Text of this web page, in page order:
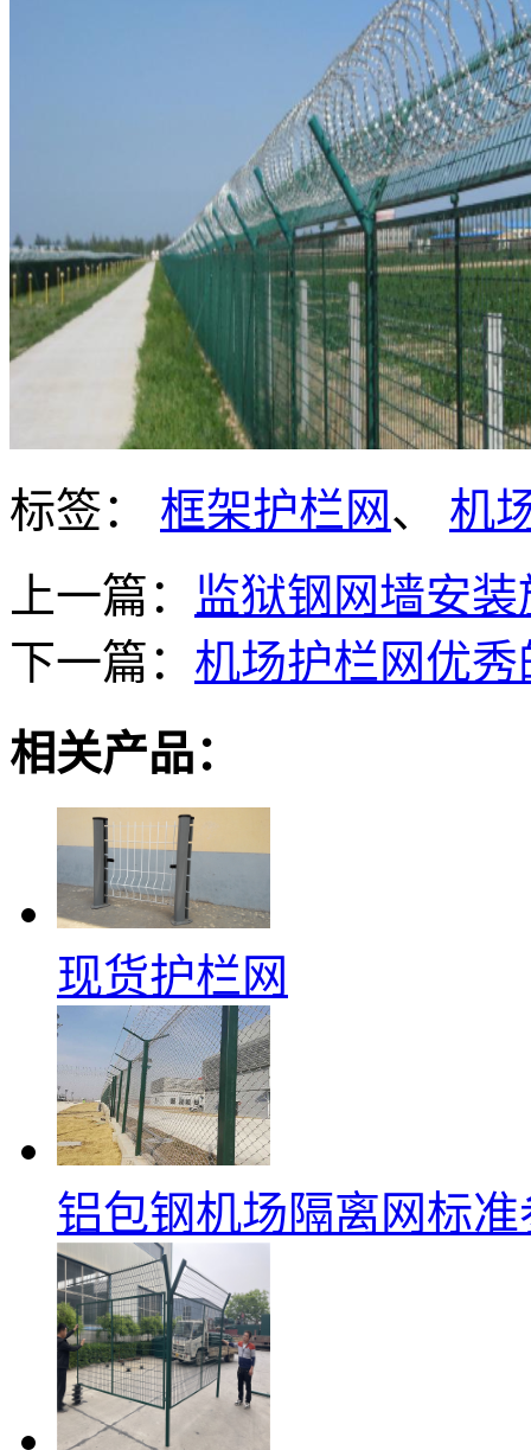
标签： 框架护栏网、 机
上一篇： 监狱钢网墙安
下一篇： 机场护栏网优
相关产品：
现货护栏网
铝包钢机场隔离网标准